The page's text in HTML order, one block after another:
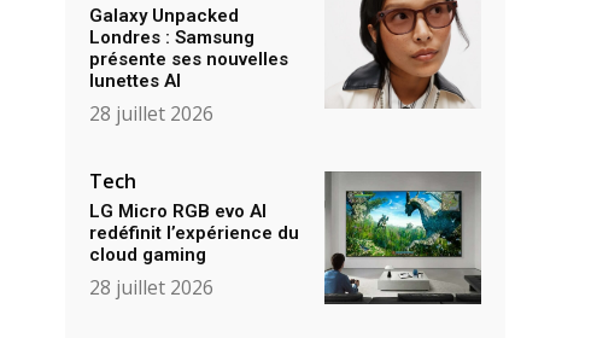
Galaxy Unpacked
Londres : Samsung
présente ses nouvelles
lunettes AI
28 juillet 2026
Tech
LG Micro RGB evo AI
redéfinit l’expérience du
cloud gaming
28 juillet 2026